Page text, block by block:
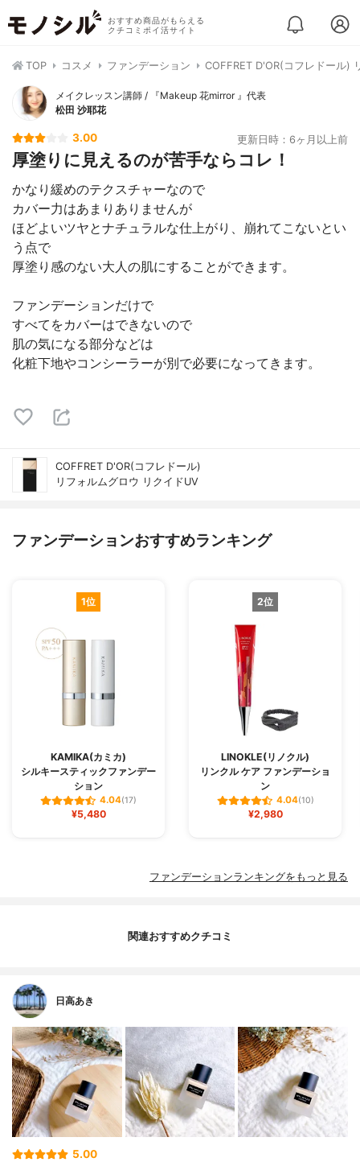
おすすめ商品がもらえる
クチコミポイ活サイト
TOP コスメ ファンデーション COFFRET D'OR(コフレドール)
メイクレッスン講師 / 『Makeup 花mirror 』代表
松田 沙耶花
3.00 更新日時：6ヶ月以上前
厚塗りに見えるのが苦手ならコレ！
かなり緩めのテクスチャーなので
カバー力はあまりありませんが
ほどよいツヤとナチュラルな仕上がり、崩れてこないとい
う点で
厚塗り感のない大人の肌にすることができます。
ファンデーションだけで
すべてをカバーはできないので
肌の気になる部分などは
化粧下地やコンシーラーが別で必要になってきます。
COFFRET D'OR(コフレドール)
リフォルムグロウ リクイドUV
ファンデーションおすすめランキング
1位
KAMIKA(カミカ)
シルキースティックファンデー
ション
4.04(17)
¥5,480
2位
LINOKLE(リノクル)
リンクル ケア ファンデーショ
ン
4.04(10)
¥2,980
ファンデーションランキングをもっと見る
関連おすすめクチコミ
日高あき
5.00